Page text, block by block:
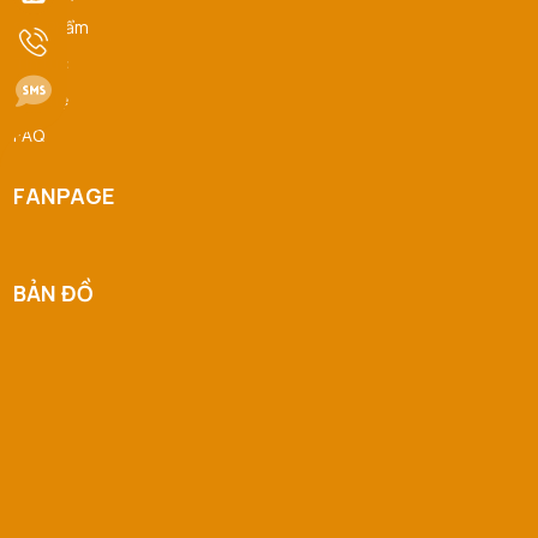
Phan Thị Hồng Thảo đã mua sản phẩm Nước Hoa
Hồng Skin1004
Sản Phẩm
Tin tức
Liên hệ
FAQ
FANPAGE
BẢN ĐỒ